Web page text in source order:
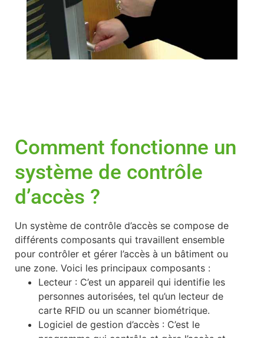
Comment fonctionne un
système de contrôle
d’accès ?
Un système de contrôle d’accès se compose de
différents composants qui travaillent ensemble
pour contrôler et gérer l’accès à un bâtiment ou
une zone. Voici les principaux composants :
Lecteur : C’est un appareil qui identifie les
personnes autorisées, tel qu’un lecteur de
carte RFID ou un scanner biométrique.
Logiciel de gestion d’accès : C’est le